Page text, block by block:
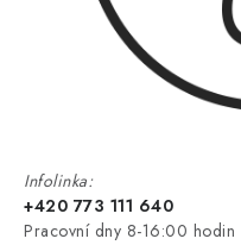
Infolinka:
+420 773 111 640
Pracovní dny 8-16:00 hodin